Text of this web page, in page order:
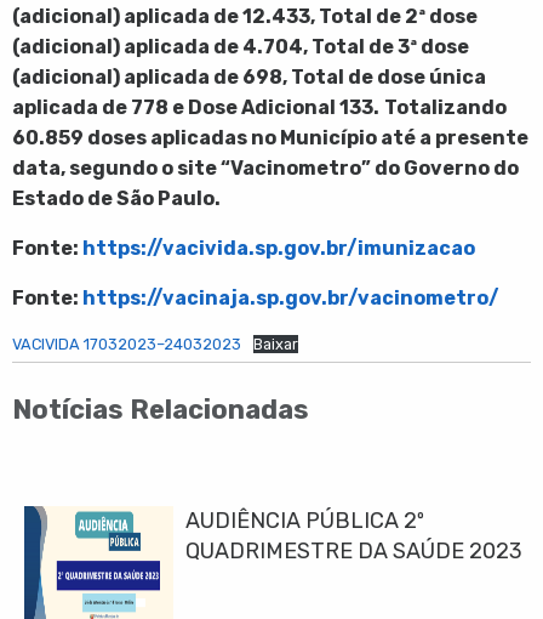
(adicional) aplicada de 12.433, Total de 2ª dose
(adicional) aplicada de 4.704, Total de 3ª dose
(adicional) aplicada de 698, Total de dose única
aplicada de 778 e Dose Adicional 133. Totalizando
60.859 doses aplicadas no Município até a presente
data, segundo o site “Vacinometro” do Governo do
Estado de São Paulo.
Fonte: https://vacivida.sp.gov.br/imunizacao
Fonte: https://vacinaja.sp.gov.br/vacinometro/
VACIVIDA 17032023–24032023 Baixar
Notícias Relacionadas
AUDIÊNCIA PÚBLICA 2º
QUADRIMESTRE DA SAÚDE 2023